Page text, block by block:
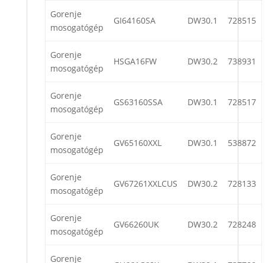
Gorenje
mosogatógép
GI64160SA DW30.1 728515
Gorenje
mosogatógép
HSGA16FW DW30.2 738931
Gorenje
mosogatógép
GS63160SSA DW30.1 728517
Gorenje
mosogatógép
GV65160XXL DW30.1 538872
Gorenje
mosogatógép
GV67261XXLCUS DW30.2 728133
Gorenje
mosogatógép
GV66260UK DW30.2 728248
Gorenje